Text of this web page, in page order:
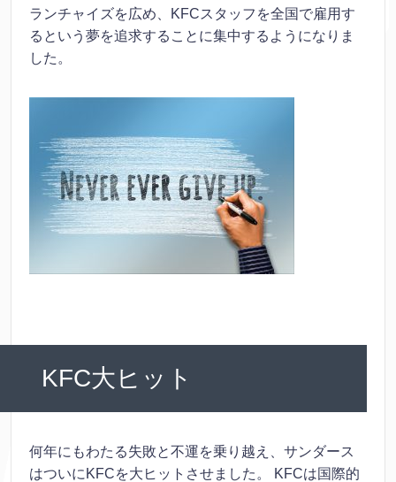
ランチャイズを広め、KFCスタッフを全国で雇用す
るという夢を追求することに集中するようになりま
した。
KFC大ヒット
何年にもわたる失敗と不運を乗り越え、サンダース
はついにKFCを大ヒットさせました。 KFCは国際的